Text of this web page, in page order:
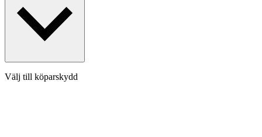
Välj till köparskydd